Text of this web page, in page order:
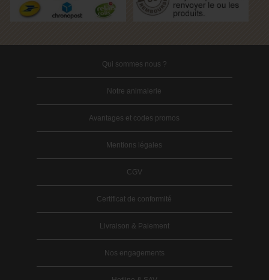
Qui sommes nous ?
Notre animalerie
Avantages et codes promos
Mentions légales
CGV
Certificat de conformité
Livraison & Paiement
Nos engagements